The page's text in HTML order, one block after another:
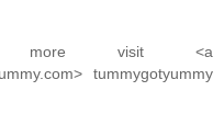
more visit <a
tummygotyummy